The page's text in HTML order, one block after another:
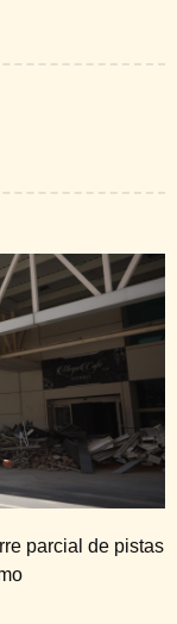
parcial de pistas